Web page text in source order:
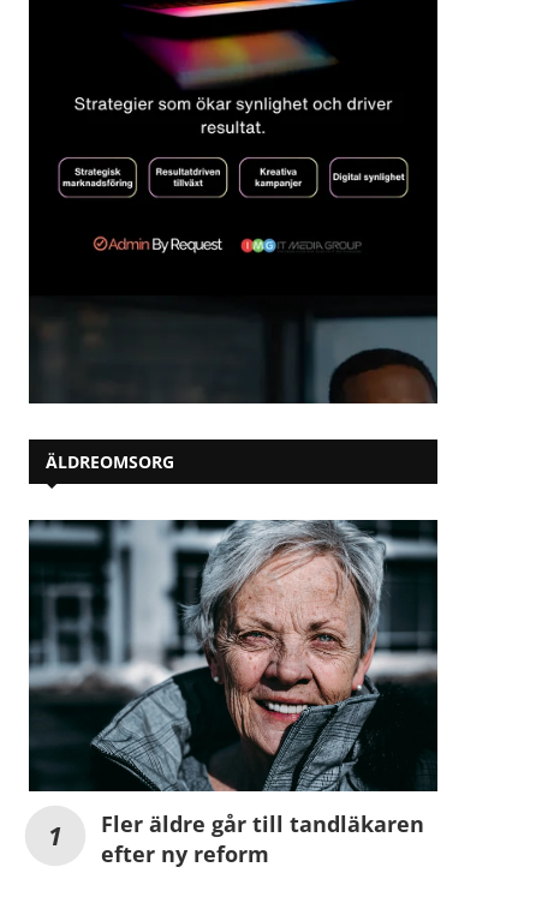
ÄLDREOMSORG
Fler äldre går till tandläkaren
efter ny reform